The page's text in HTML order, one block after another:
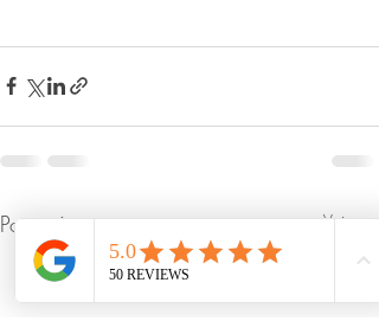
Posts récents Voir tout